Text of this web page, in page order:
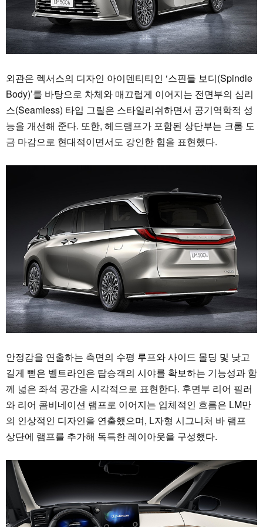
외관은 렉서스의 디자인 아이덴티티인 ‘스핀들 보디(Spindle
Body)’를 바탕으로 차체와 매끄럽게 이어지는 전면부의 심리
스(Seamless) 타입 그릴은 스타일리쉬하면서 공기역학적 성
능을 개선해 준다. 또한, 헤드램프가 포함된 상단부는 크롬 도
금 마감으로 현대적이면서도 강인한 힘을 표현했다.
안정감을 연출하는 측면의 수평 루프와 사이드 몰딩 및 낮고
길게 뻗은 벨트라인은 탑승객의 시야를 확보하는 기능성과 함
께 넓은 좌석 공간을 시각적으로 표현한다. 후면부 리어 필러
와 리어 콤비네이션 램프로 이어지는 입체적인 흐름은 LM만
의 인상적인 디자인을 연출했으며, L자형 시그니처 바 램프
상단에 램프를 추가해 독특한 레이아웃을 구성했다.